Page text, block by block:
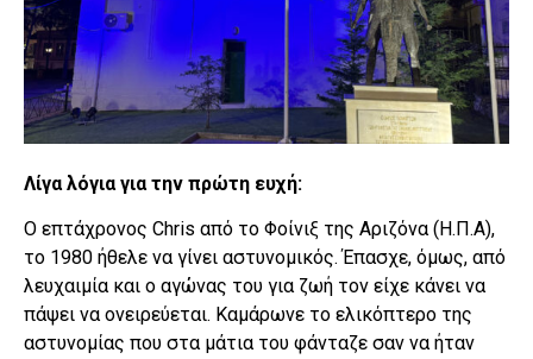
Λίγα λόγια για την πρώτη ευχή:
Ο επτάχρονος Chris από το Φοίνιξ της Αριζόνα (Η.Π.Α),
το 1980 ήθελε να γίνει αστυνομικός. Έπασχε, όμως, από
λευχαιμία και ο αγώνας του για ζωή τον είχε κάνει να
πάψει να ονειρεύεται. Καμάρωνε το ελικόπτερο της
αστυνομίας που στα μάτια του φάνταζε σαν να ήταν